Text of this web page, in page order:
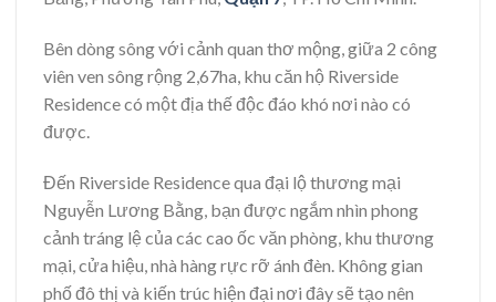
Bên dòng sông với cảnh quan thơ mộng, giữa 2 công
viên ven sông rộng 2,67ha, khu căn hộ Riverside
Residence có một địa thế độc đáo khó nơi nào có
được.
Đến Riverside Residence qua đại lộ thương mại
Nguyễn Lương Bằng, bạn được ngắm nhìn phong
cảnh tráng lệ của các cao ốc văn phòng, khu thương
mại, cửa hiệu, nhà hàng rực rỡ ánh đèn. Không gian
phố đô thị và kiến trúc hiện đại nơi đây sẽ tạo nên